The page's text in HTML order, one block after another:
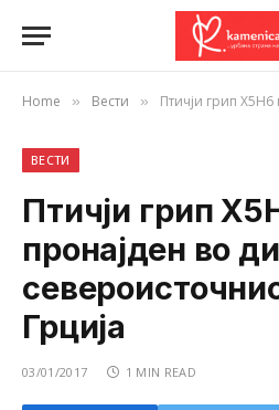
Home » Вести » Птичји грип X5H6 пронајден
ВЕСТИ
Птичји грип
пронајден во
Грција
03/01/2017 1 MIN READ